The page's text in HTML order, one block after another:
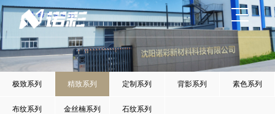
极致系列 精致系列 定制系列 背影系列 素色系列
布纹系列 金丝楠系列 石纹系列